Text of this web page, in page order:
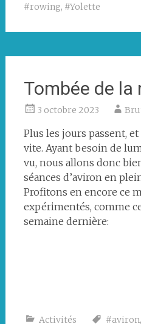
#rowing, #Yolette
Tombée de la
3 octobre 2023
Plus les jours passent,
vite. Ayant besoin de
vu, nous allons donc
séances d’aviron en
Profitons en encore ce
expérimentés, comme
semaine dernière:
Activités #aviron,